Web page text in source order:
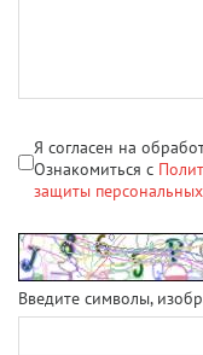
Я согласен на
Ознакомиться с
защиты
Введите символы,